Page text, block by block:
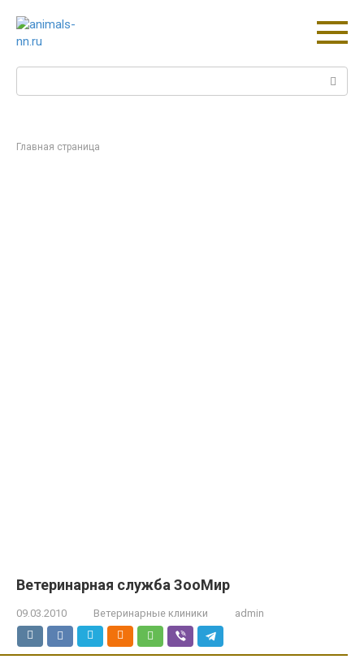
контенту
Поиск:
Главная страница
Ветеринарная служба ЗооМир
09.03.2010 Ветеринарные клиники admin